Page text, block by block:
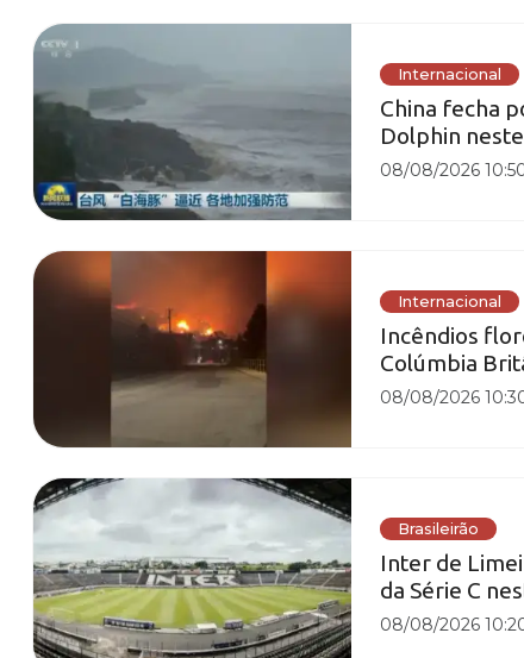
Internacional
China fecha
Dolphin
08/08/2026
Internacional
Incêndios
Colúmbia
08/08/2026
Brasileirão
Inter de
da Série C
08/08/2026